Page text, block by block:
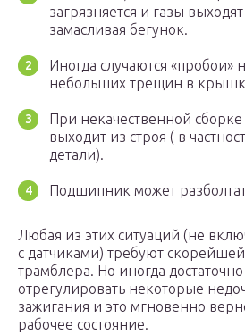
загрязняется и газы
замасливая бегунок.
Иногда случаются «пробои»
небольших трещин в
При некачественной
выходит из строя ( в
детали).
Подшипник может
Любая из этих ситуаций (не
с датчиками) требуют
трамблера. Но иногда достаточно
отрегулировать некоторые
зажигания и это мгновенно
рабочее состояние.